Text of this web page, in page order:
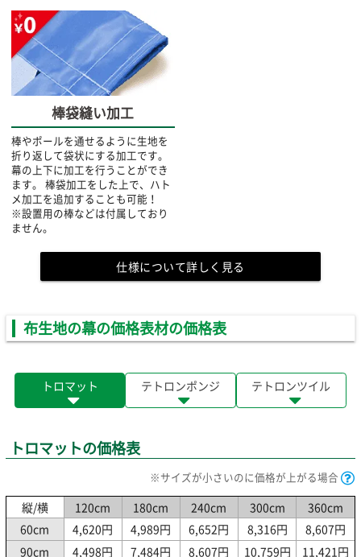
棒袋縫い加工
棒やポールを通せるように生地を
折り返して袋状にする加工です。
幕の上下に加工を行うことができ
ます。 棒袋加工をした上で、ハト
メ加工を追加することも可能！
※設置用の棒などは付属しており
ません。
仕様について詳しく見る
布生地の幕の価格表材の価格表
トロマット テトロンポンジ テトロンツイル
トロマットの価格表
※サイズが小さいのに価格が上がる場合
縦/横 120cm 180cm 240cm 300cm
360cm
60cm
4,620円 4,989円 6,652円 8,316円
8,607円
90cm
4,498円 7,484円 8,607円 10,759円 11,421円